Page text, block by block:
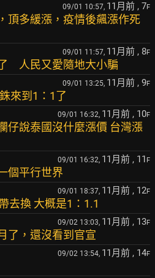
09/01 10:57, 11月前 , 7F
頂多緩漲，疫情後飆漲作死
09/01 11:57, 11月前 , 8F
人民又愛隨地大小騙
09/01 13:25, 11月前 , 9F
來到1：1了
09/01 16:32, 11月前 , 10F
仔說泰國沒什麼漲價 台灣漲
09/01 16:32, 11月前 , 11 F
個平行世界
09/01 18:37, 11月前 , 12F
去換 大概是1：1.1
09/02 13:03, 11月前 , 13F
了，還沒看到官宣
09/02 13:54, 11月前 , 14F